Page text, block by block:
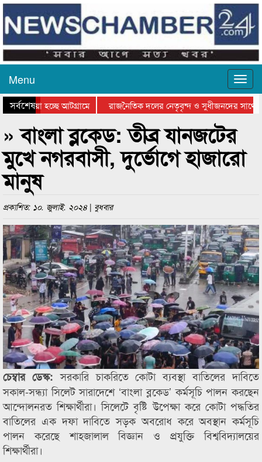
Menu
সর্বশেষ
যাওয়া হচ্ছে আটগ্রামে
রাজনৈতিক দলের নেতৃবৃন্দ ও সুধীজনদের সাথে
সিলেটে বাংলাদেশ গ্রুপ থিয়েটার ফেডারেশানের
» বাংলা ব্লকেড: তীব্র যানজটের
মুখে নগরবাসী, দুর্ভোগে হাজারো
মানুষ
প্রকাশিত: ১০. জুলাই. ২০২৪ | বুধবার
চেম্বার ডেস্ক:সরকারি চাকরিতে কোটা ব্যবস্থা বাতিলের দাবিতে
সকাল-সন্ধ্যা সিলেট সারাদেশে ‘বাংলা ব্লকেড’ কর্মসূচি পালন করছেন
আন্দোলনরত শিক্ষার্থীরা। সিলেটে বৃষ্টি উপেক্ষা করে কোটা পদ্ধতির
বাতিলের এক দফা দাবিতে সড়ক অবরোধ করে অবস্থান কর্মসূচি
পালন করেছে শাহজালাল বিজ্ঞান ও প্রযুক্তি বিশ্ববিদ্যালয়ের
শিক্ষার্থীরা।